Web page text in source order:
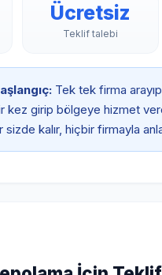
Ücretsiz
Teklif talebi
Tek tek firma
kez girip bölgeye hizmet
sizde kalır, hiçbir firmayla